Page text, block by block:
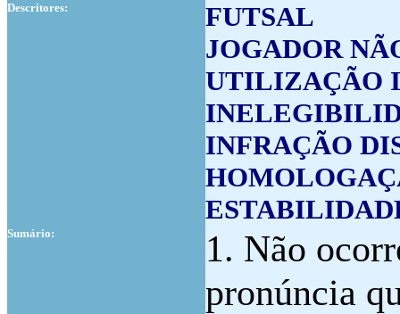
Descritores:
FUTSAL
JOGADOR
UTILIZAÇÃO
INFRAÇÃO
Sumário:
1. Não
pronúncia